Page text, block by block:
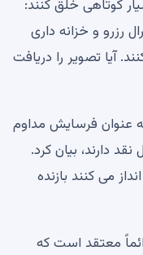
کوتاهی خلق کنند:
رزرو و خزانه داری
آیا تصویر را دریافت
عنوان فرسایش مداوم
دارند، بیان کرد.
می کنند بازنده
معتقد است که